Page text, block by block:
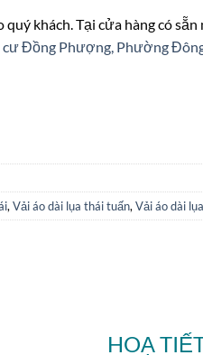
quý khách. Tại cửa hàng có
cư Đồng Phượng, Phường
, Vải áo dài lụa thái tuấn, Vải áo dài
HOẠ